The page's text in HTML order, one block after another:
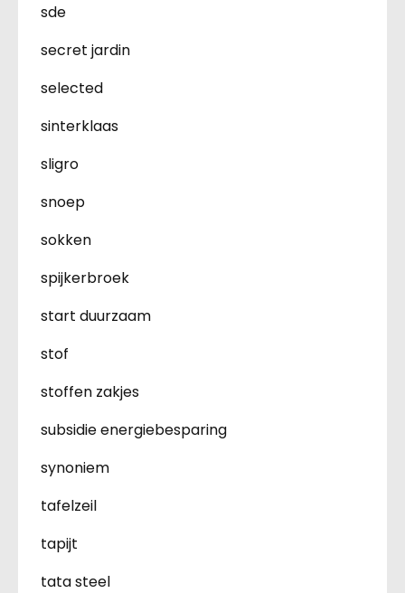
sde
secret jardin
selected
sinterklaas
sligro
snoep
sokken
spijkerbroek
start duurzaam
stof
stoffen zakjes
subsidie energiebesparing
synoniem
tafelzeil
tapijt
tata steel